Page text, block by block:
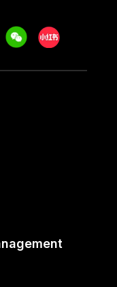
WeechatXiaohongshu/